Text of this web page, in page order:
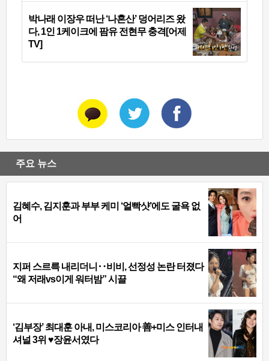
박나래 이장우 떠난 ‘나혼산’ 덩어리즈 왔
다, 1인 1케이크에 팜유 전현무 충격[어제
TV]
주요 뉴스
김혜수, 김지훈과 부부 케미 ‘얼빡샷’에도 굴욕 없
어
지퍼 스르륵 내리더니‥비비, 선정성 논란 터졌다
“왜 저래vs이게 워터밤” 시끌
‘김부장’ 최대훈 아내, 미스코리아 善+미스 인터내
셔널 3위 ♥장윤서였다